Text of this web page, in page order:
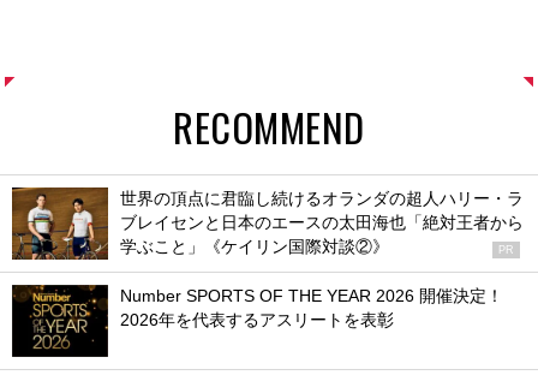
RECOMMEND
世界の頂点に君臨し続けるオランダの超人ハリー・ラ
ブレイセンと日本のエースの太田海也「絶対王者から
学ぶこと」《ケイリン国際対談②》
PR
Number SPORTS OF THE YEAR 2026 開催決定！
2026年を代表するアスリートを表彰